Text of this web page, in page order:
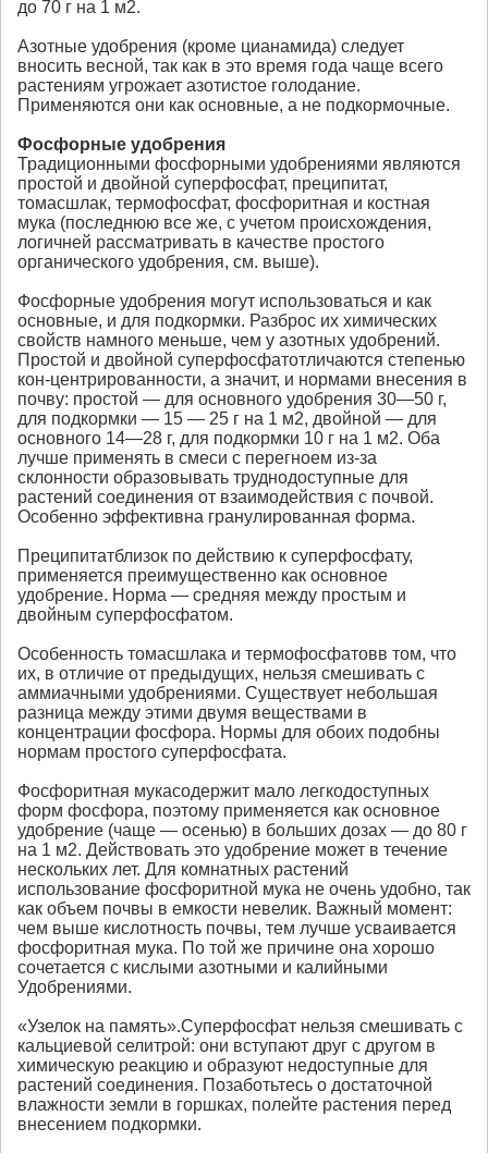
до 70 г на 1 м2.
Азотные удобрения (кроме цианамида) следует
вносить весной, так как в это время года чаще всего
растениям угрожает азотистое голодание.
Применяются они как основные, а не подкормочные.
Фосфорные удобрения
Традиционными фосфорными удобрениями являются
простой и двойной суперфосфат, преципитат,
томасшлак, термофосфат, фосфоритная и костная
мука (последнюю все же, с учетом происхождения,
логичней рассматривать в качестве простого
органического удобрения, см. выше).
Фосфорные удобрения могут использоваться и как
основные, и для подкормки. Разброс их химических
свойств намного меньше, чем у азотных удобрений.
Простой и двойной суперфосфатотличаются степенью
кон-центрированности, а значит, и нормами внесения в
почву: простой — для основного удобрения 30—50 г,
для подкормки — 15 — 25 г на 1 м2, двойной — для
основного 14—28 г, для подкормки 10 г на 1 м2. Оба
лучше применять в смеси с перегноем из-за
склонности образовывать труднодоступные для
растений соединения от взаимодействия с почвой.
Особенно эффективна гранулированная форма.
Преципитатблизок по действию к суперфосфату,
применяется преимущественно как основное
удобрение. Норма — средняя между простым и
двойным суперфосфатом.
Особенность томасшлака и термофосфатовв том, что
их, в отличие от предыдущих, нельзя смешивать с
аммиачными удобрениями. Существует небольшая
разница между этими двумя веществами в
концентрации фосфора. Нормы для обоих подобны
нормам простого суперфосфата.
Фосфоритная мукасодержит мало легкодоступных
форм фосфора, поэтому применяется как основное
удобрение (чаще — осенью) в больших дозах — до 80 г
на 1 м2. Действовать это удобрение может в течение
нескольких лет. Для комнатных растений
использование фосфоритной мука не очень удобно, так
как объем почвы в емкости невелик. Важный момент:
чем выше кислотность почвы, тем лучше усваивается
фосфоритная мука. По той же причине она хорошо
сочетается с кислыми азотными и калийными
Удобрениями.
«Узелок на память».Суперфосфат нельзя смешивать с
кальциевой селитрой: они вступают друг с другом в
химическую реакцию и образуют недоступные для
растений соединения. Позаботьтесь о достаточной
влажности земли в горшках, полейте растения перед
внесением подкормки.